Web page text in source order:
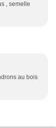
, semelle
au bois